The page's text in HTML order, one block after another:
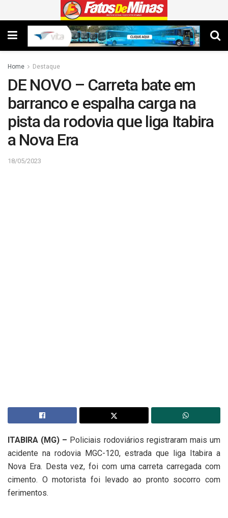
Home Destaque
DE NOVO – Carreta bate em
barranco e espalha carga na
pista da rodovia que liga Itabira
a Nova Era
18/05/2023
ITABIRA (MG) – Policiais rodoviários registraram mais um
acidente na rodovia MGC-120, estrada que liga Itabira a
Nova Era. Desta vez, foi com uma carreta carregada com
cimento. O motorista foi levado ao pronto socorro com
ferimentos.